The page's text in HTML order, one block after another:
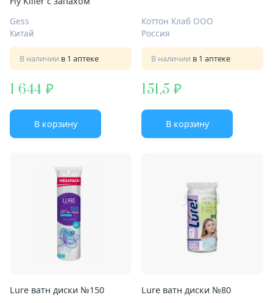
Gess
Китай
В наличии в 1 аптеке
1 644
В корзину
Коттон Клаб ООО
Россия
В наличии в 1 аптеке
151,5
В корзину
Lure ватн диски №150 Lure ватн диски №80